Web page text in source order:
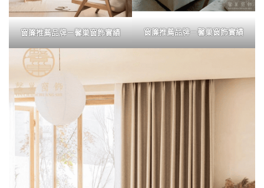
窗簾推薦品牌－馨巢窗飾實績 窗簾推薦品牌－馨巢窗飾實績